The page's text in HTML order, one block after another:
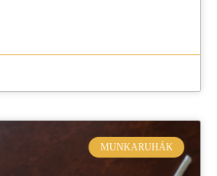
MUNKARUHÁK